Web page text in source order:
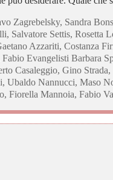
Zagrebelsky, Sandra
Salvatore Settis, Rosetta
Azzariti, Costanza
Evangelisti Barbara
Casaleggio, Gino
Ubaldo Nannucci, Maso
Fiorella Mannoia, Fabio